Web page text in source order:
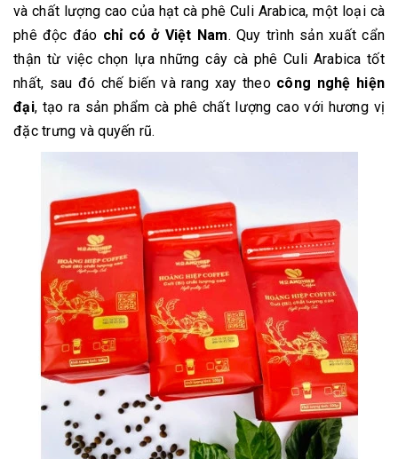
và chất lượng cao của hạt cà phê Culi Arabica, một loại cà
phê độc đáo chỉ có ở Việt Nam. Quy trình sản xuất cẩn
thận từ việc chọn lựa những cây cà phê Culi Arabica tốt
nhất, sau đó chế biến và rang xay theo công nghệ hiện
đại, tạo ra sản phẩm cà phê chất lượng cao với hương vị
đặc trưng và quyến rũ.